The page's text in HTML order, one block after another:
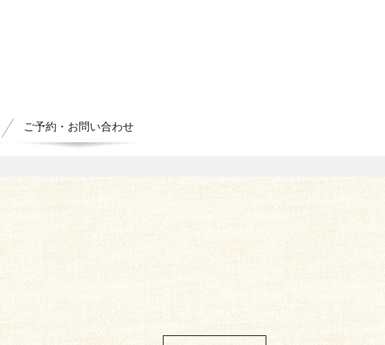
ご予約・お問い合わせ